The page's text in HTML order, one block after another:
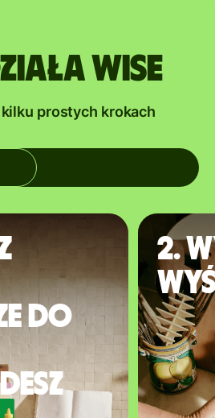
Wise
prostych krokach
do
2.